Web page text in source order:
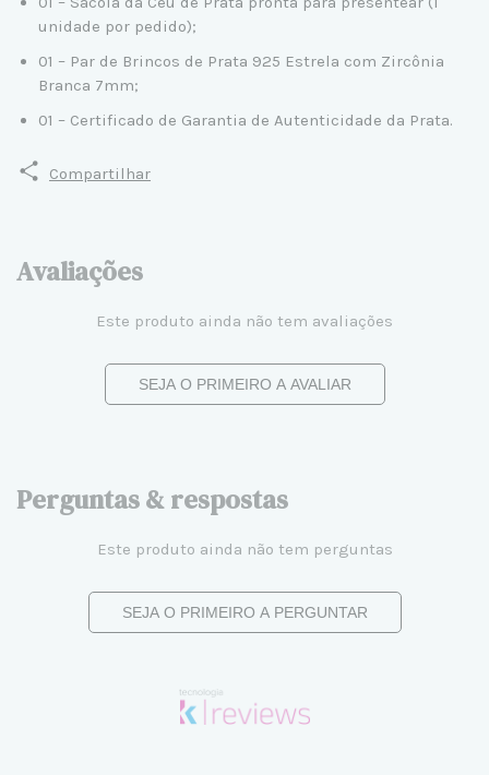
unidade por pedido);
01 – Par de Brincos de Prata 925 Estrela com Zircônia
Branca 7mm;
01 – Certificado de Garantia de Autenticidade da Prata.
Compartilhar
Avaliações
Este produto ainda não tem avaliações
SEJA O PRIMEIRO A AVALIAR
Perguntas & respostas
Este produto ainda não tem perguntas
SEJA O PRIMEIRO A PERGUNTAR